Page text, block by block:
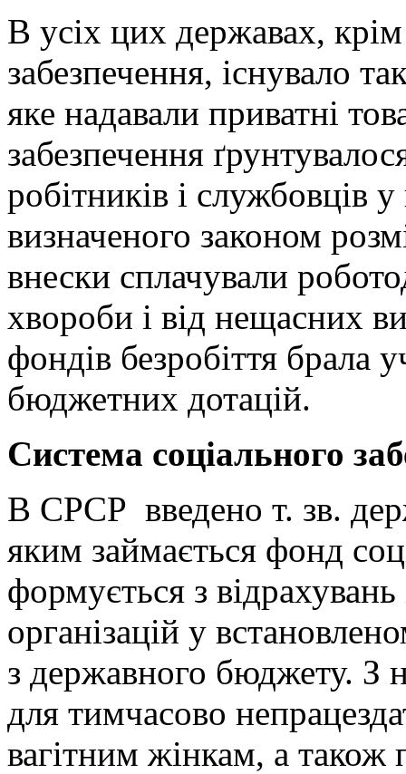
В усіх цих державах,
забезпечення, існувало
яке надавали приватні
забезпечення
робітників і службовців
визначеного законом
внески сплачували
хвороби і від нещасних
фондів безробіття брала
бюджетних дотацій.
Система соціального
В СРСР введено т. зв.
яким займається фонд
формується з
організацій у
з державного бюджету. З
для тимчасово
вагітним жінкам, а також